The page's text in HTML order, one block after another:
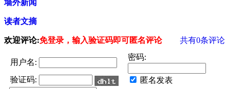
墙外新闻
读者文摘
欢迎评论:免登录，输入验证码即可匿名评论 共有0条评论
用户名:
密码:
验证码: 匿名发表